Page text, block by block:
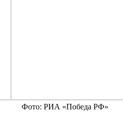
Фото: РИА «Победа РФ»